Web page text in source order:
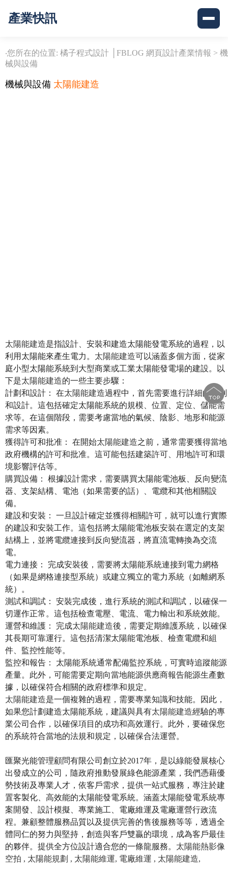
產業快訊
‧您所在的位置: 橘子程式設計 │FBLOG 網頁設計產業情報 > 機
械與設備
機械與設備 太陽能建造
太陽能建造是指設計、安裝和建造太陽能發電系統的過程，以
利用太陽能來產生電力。 太陽能建造可以涵蓋多個方面，從家
庭小型太陽能系統到大型商業或工業太陽能發電場的建設。以
下是太陽能建造的一些主要步驟：
計劃和設計： 在太陽能建造過程中，首先需要進行詳細的計劃
和設計。這包括確定太陽能系統的規模、位置、定位、儲能需
求等。在這個階段，需要考慮當地的氣候、陰影、地形和能源
需求等因素。
獲得許可和批准： 在開始太陽能建造之前，通常需要獲得當地
政府機構的許可和批准。這可能包括建築許可、用地許可和環
境影響評估等。
購買設備： 根據設計需求，需要購買太陽能電池板、反向變流
器、支架結構、電池（如果需要的話）、電纜和其他相關設
備。
建設和安裝： 一旦設計確定並獲得相關許可，就可以進行實際
的建設和安裝工作。這包括將太陽能電池板安裝在選定的支架
結構上，並將電纜連接到反向變流器，將直流電轉換為交流
電。
電力連接： 完成安裝後，需要將太陽能系統連接到電力網格
（如果是網格連接型系統）或建立獨立的電力系統（如離網系
統）。
測試和調試： 安裝完成後，進行系統的測試和調試，以確保一
切運作正常。這包括檢查電壓、電流、電力輸出和系統效能。
運營和維護： 完成太陽能建造後，需要定期維護系統，以確保
其長期可靠運行。這包括清潔太陽能電池板、檢查電纜和組
件、監控性能等。
監控和報告： 太陽能系統通常配備監控系統，可實時追蹤能源
產量。此外，可能需要定期向當地能源供應商報告能源生產數
據，以確保符合相關的政府標準和規定。
太陽能建造是一個複雜的過程，需要專業知識和技能。因此，
如果您計劃建造太陽能系統，建議與具有太陽能建造經驗的專
業公司合作，以確保項目的成功和高效運行。此外，要確保您
的系統符合當地的法規和規定，以確保合法運營。
匯聚光能管理顧問有限公司創立於2017年，是以綠能發展核心
出發成立的公司，隨政府推動發展綠色能源產業，我們憑藉優
勢技術及專業人才，依客戶需求，提供一站式服務，專注於建
置客製化、高效能的太陽能發電系統。涵蓋太陽能發電系統專
案開發、設計模擬、專業施工、電廠維運及電廠運營行政流
程。兼顧整體服務品質以及提供完善的售後服務等等，透過全
體同仁的努力與堅持，創造與客戶雙贏的環境，成為客戶最佳
的夥伴。提供全方位設計適合您的一條龍服務。 太陽能熱影像
空拍 , 太陽能規劃 , 太陽能維運, 電廠維運 , 太陽能建造,